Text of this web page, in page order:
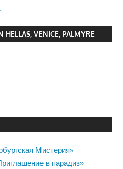
HELLAS, VENICE, PALMYRE
Мистерия»
в парадиз»